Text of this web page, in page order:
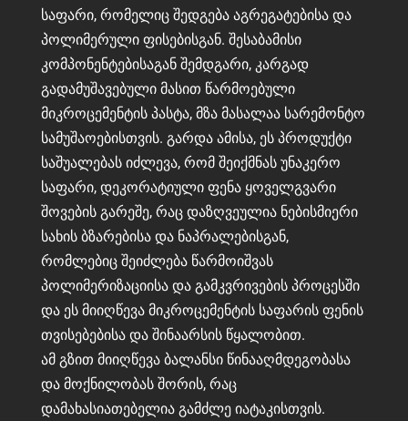
საფარი, რომელიც შედგება აგრეგატებისა და
პოლიმერული ფისებისგან. შესაბამისი
კომპონენტებისაგან შემდგარი, კარგად
გადამუშავებული მასით წარმოებული
მიკროცემენტის პასტა, მზა მასალაა სარემონტო
სამუშაოებისთვის. გარდა ამისა, ეს პროდუქტი
საშუალებას იძლევა, რომ შეიქმნას უნაკერო
საფარი, დეკორატიული ფენა ყოველგვარი
შოვების გარეშე, რაც დაზღვეულია ნებისმიერი
სახის ბზარებისა და ნაპრალებისგან,
რომლებიც შეიძლება წარმოიშვას
პოლიმერიზაციისა და გამკვრივების პროცესში
და ეს მიიღწევა მიკროცემენტის საფარის ფენის
თვისებებისა და შინაარსის წყალობით.
ამ გზით მიიღწევა ბალანსი წინააღმდეგობასა
და მოქნილობას შორის, რაც
დამახასიათებელია გამძლე იატაკისთვის.